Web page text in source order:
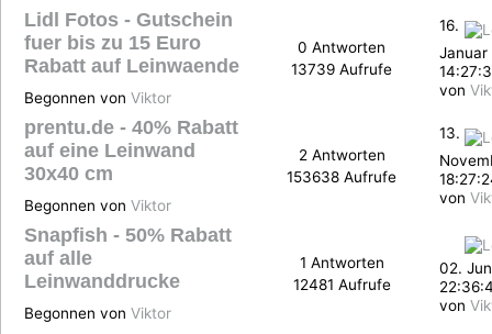
Lidl Fotos - Gutschein
fuer bis zu 15 Euro
Rabatt auf Leinwaende
Begonnen von Viktor
0 Antworten
13739 Aufrufe
16.
Januar
von
prentu.de - 40% Rabatt
auf eine Leinwand
30x40 cm
Begonnen von Viktor
2 Antworten
153638 Aufrufe
13.
von
Snapfish - 50% Rabatt
auf alle
Leinwanddrucke
Begonnen von Viktor
1 Antworten
12481 Aufrufe
02.
von